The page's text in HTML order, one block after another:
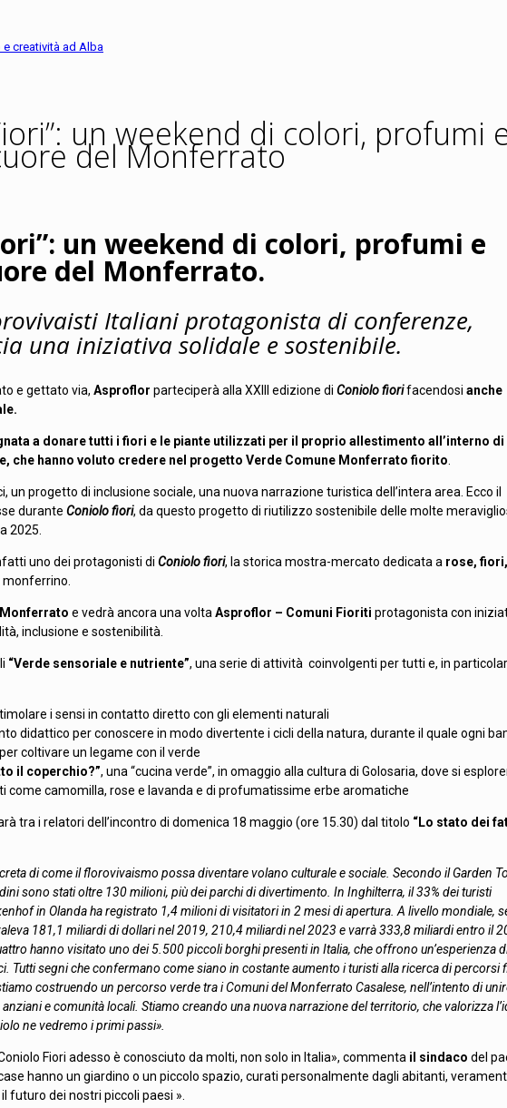
creatività ad Alba
un weekend di colori, profumi
del Monferrato
un weekend di colori, profumi e
del Monferrato.
Italiani protagonista di conferenze,
una iniziativa solidale e sostenibile.
e gettato via, Asproflor parteciperà alla XXIII edizione di Coniolo fiorifacendosi anche
a donare tutti i fiori e le piante utilizzati per il proprio allestimento all’interno di
che hanno voluto credere nel progetto Verde Comune Monferrato fiorito
progetto di inclusione sociale, una nuova narrazione turistica dell’intera area. Ecco il
durante Coniolo fiori, da questo progetto di riutilizzo sostenibile delle molte
2025.
uno dei protagonisti di Coniolo fiori, la storica mostra-mercato dedicata a rose,
e vedrà ancora una volta Asproflor – Comuni Fioriti protagonista con
inclusione e sostenibilità.
“Verde sensoriale e nutriente”, una serie di attività coinvolgenti per tutti e, in
i sensi in contatto diretto con gli elementi naturali
didattico per conoscere in modo divertente i cicli della natura, durante il quale ogni
coltivare un legame con il verde
il coperchio?”, una “cucina verde”, in omaggio alla cultura di Golosaria, dove si
come camomilla, rose e lavanda e di profumatissime erbe aromatiche
tra i relatori dell’incontro di domenica 18 maggio (ore 15.30) dal titolo “Lo stato dei
di come il florovivaismo possa diventare volano culturale e sociale. Secondo il Garden
sono stati oltre 130 milioni, più dei parchi di divertimento. In Inghilterra, il 33% dei turisti
in Olanda ha registrato 1,4 milioni di visitatori in 2 mesi di apertura. A livello mondiale,
181,1 miliardi di dollari nel 2019, 210,4 miliardi nel 2023 e varrà 333,8 miliardi entro il
hanno visitato uno dei 5.500 piccoli borghi presenti in Italia, che offrono un’esperienza
Tutti segni che confermano come siano in costante aumento i turisti alla ricerca di percorsi
costruendo un percorso verde tra i Comuni del Monferrato Casalese, nell’intento di
e comunità locali. Stiamo creando una nuova narrazione del territorio, che valorizza
ne vedremo i primi passi».
Fiori adesso è conosciuto da molti, non solo in Italia», commenta il sindaco del
hanno un giardino o un piccolo spazio, curati personalmente dagli abitanti,
futuro dei nostri piccoli paesi ».